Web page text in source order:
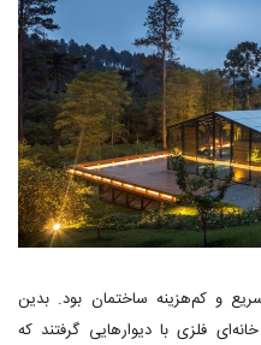
و کم‌هزینه ساختمان بود. بدین
فلزی با دیوارهایی گرفتند که